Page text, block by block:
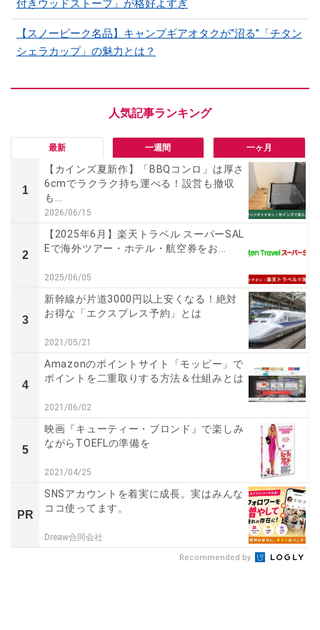
付きウッドストーブ」が格好よすぎ
【スノーピーク名品】キャンプギアオタクが“沼る”「チタン
シェラカップ」の魅力とは？
最新 一週間 一ヶ月
1
【カインズ夏新作】「BBQコンロ」は厚さ
6cmでラクラク持ち運べる！設営も撤収
も...
2026/06/15
2
【2025年6月】楽天トラベル スーパーSAL
Eで海外ツアー・ホテル・航空券をお...
2025/06/05
3
新幹線が片道3000円以上安くなる！絶対
お得な「エクスプレス予約」とは
2021/05/21
4
Amazonのポイントサイト「モッピー」で
ポイントを二重取りする方法＆仕組みとは
2021/06/02
5
映画『キューティー・ブロンド』で楽しみ
ながらTOEFLの準備を
2021/04/25
PR
SNSアカウントを着実に成長。実はみんな
ココ使ってます。
Dreaw合同会社
Recommended by